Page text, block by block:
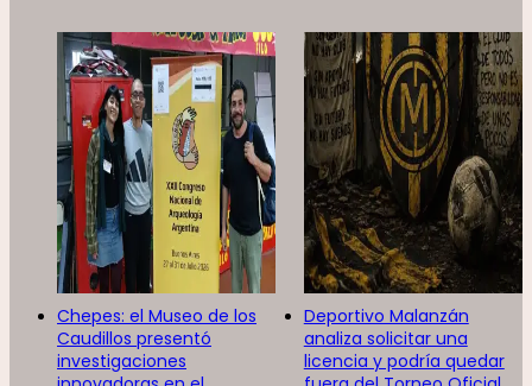
Chepes: el Museo de los
Caudillos presentó
investigaciones
Deportivo Malanzán
analiza solicitar una
licencia y podría quedar